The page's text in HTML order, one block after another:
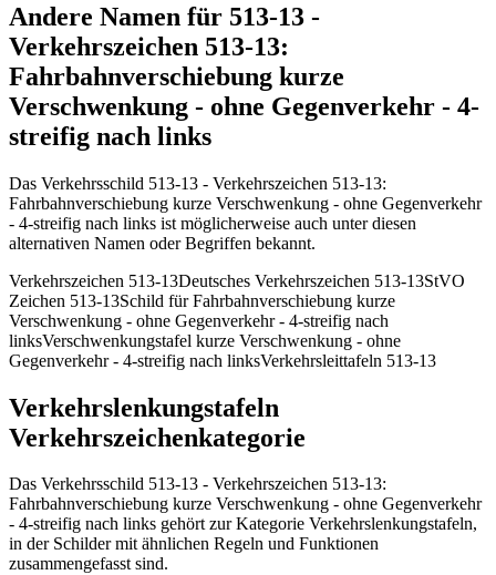
Andere Namen für 513-13 -
Verkehrszeichen 513-13:
Fahrbahnverschiebung kurze
Verschwenkung - ohne Gegenverkehr - 4-
streifig nach links
Das Verkehrsschild 513-13 - Verkehrszeichen 513-13:
Fahrbahnverschiebung kurze Verschwenkung - ohne Gegenverkehr
- 4-streifig nach links ist möglicherweise auch unter diesen
alternativen Namen oder Begriffen bekannt.
Verkehrszeichen 513-13Deutsches Verkehrszeichen 513-13StVO
Zeichen 513-13Schild für Fahrbahnverschiebung kurze
Verschwenkung - ohne Gegenverkehr - 4-streifig nach
linksVerschwenkungstafel kurze Verschwenkung - ohne
Gegenverkehr - 4-streifig nach linksVerkehrsleittafeln 513-13
Verkehrslenkungstafeln
Verkehrszeichenkategorie
Das Verkehrsschild 513-13 - Verkehrszeichen 513-13:
Fahrbahnverschiebung kurze Verschwenkung - ohne Gegenverkehr
- 4-streifig nach links gehört zur Kategorie Verkehrslenkungstafeln,
in der Schilder mit ähnlichen Regeln und Funktionen
zusammengefasst sind.